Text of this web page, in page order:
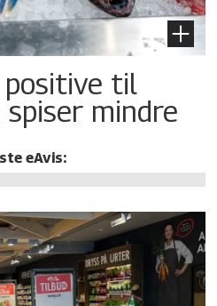
positive til
mindre
eAvis: